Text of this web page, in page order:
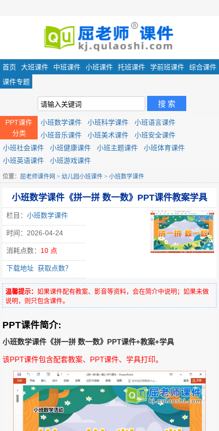
首页 大班课件 中班课件 小班课件 托班课件 学前班课件
综合课件
课件专题
PPT课件
分类
小班数学课件 小班科学课件
小班语言课件
小班音乐课件
小班美术课件
小班安全课件
小班社会课件
小班健康课件 小班主题课件
小班体育课件
小班英语课件
小班游戏课件
位置： 屈老师课件网 > 幼儿园小班课件 > 小班数学课件
小班数学课件《拼一拼 数一数》PPT课件教案学具
栏目： 小班数学课件
时间：2026-04-24
消耗点数： 10 点
下载地址 获取点数？
温馨提示： 如果课件配有教案、影音等资料，会在简介中说明；如果未做
说明，则只包含课件。
PPT课件简介:
小班数学课件《拼一拼 数一数》PPT课件+教案+学具
该PPT课件包含配套教案、PPT课件、学具打印。